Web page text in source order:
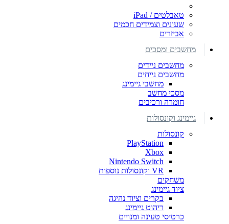
טאבלטים / iPad
שעונים וצמידים חכמים
אביזרים
מחשבים ומסכים
מחשבים ניידים
מחשבים נייחים
מחשבי גיימינג
מסכי מחשב
חומרה ורכיבים
גיימינג וקונסולות
קונסולות
PlayStation
Xbox
Nintendo Switch
VR וקונסולות נוספות
משחקים
ציוד גיימינג
בקרים וציוד נהיגה
ריהוט גיימינג
כרטיסי טעינה ומנויים